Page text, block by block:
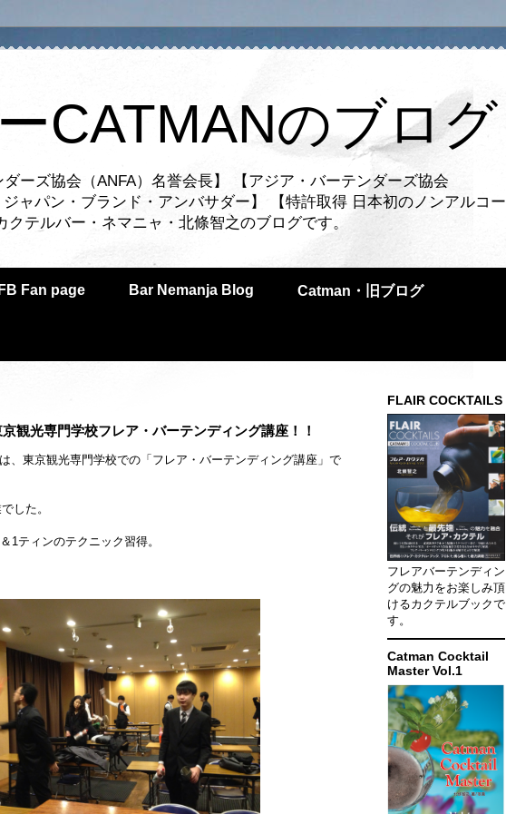
CATMANのブログ
ーズ協会（ANFA）名誉会長】 【アジア・バーテンダーズ協会
ャパン・ブランド・アンバサダー】 【特許取得 日本初のノンアルコー
テルバー・ネマニャ・北條智之のブログです。
Fan page Bar Nemanja Blog Catman・旧ブログ
観光専門学校フレア・バーテンディング講座！！
、東京観光専門学校での「フレア・バーテンディング講座」で
した。
1ティンのテクニック習得。
FLAIR COCKTAILS
フレアバーテンディン
グの魅力をお楽しみ頂
けるカクテルブックで
す。
Catman Cocktail
Master Vol.1